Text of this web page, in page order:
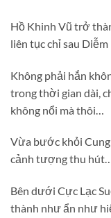
Hồ Khinh Vũ trở
liên tục chỉ sau Diễm
Không phải hắn
trong thời gian dài,
không nổi mà thôi…
Vừa bước khỏi
cảnh tượng thu
Bên dưới Cực Lạc
thành như ẩn như